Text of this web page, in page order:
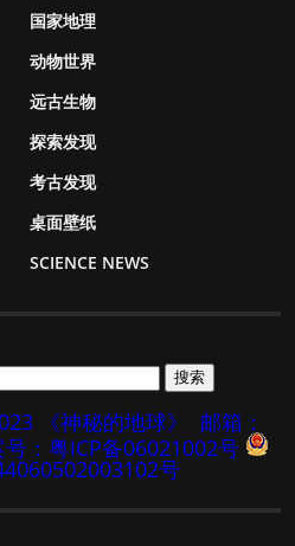
国家地理
动物世界
远古生物
探索发现
考古发现
桌面壁纸
SCIENCE NEWS
《神秘的地球》
邮箱：
：粤ICP备06021002号
号